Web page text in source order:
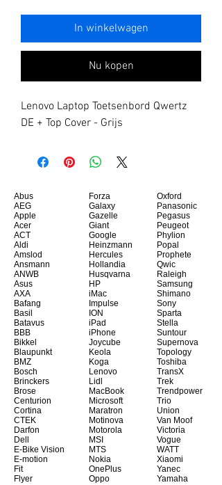
In winkelwagen
Nu kopen
Lenovo Laptop Toetsenbord Qwertz
DE + Top Cover - Grijs
Abus
AEG
Apple
Acer
ACT
Aldi
Amslod
Ansmann
ANWB
Asus
AXA
Bafang
Basil
Batavus
BBB
Bikkel
Blaupunkt
BMZ
Bosch
Brinckers
Brose
Centurion
Cortina
CTEK
Darfon
Dell
E-Bike Vision
E-motion
Fit
Flyer
Forza
Galaxy
Gazelle
Giant
Google
Heinzmann
Hercules
Hollandia
Husqvarna
HP
iMac
Impulse
ION
iPad
iPhone
Joycube
Keola
Koga
Lenovo
Lidl
MacBook
Microsoft
Maratron
Motinova
Motorola
MSI
MTS
Nokia
OnePlus
Oppo
Oxford
Panasonic
Pegasus
Peugeot
Phylion
Popal
Prophete
Qwic
Raleigh
Samsung
Shimano
Sony
Sparta
Stella
Suntour
Supernova
Topology
Toshiba
TransX
Trek
Trendpower
Trio
Union
Van Moof
Victoria
Vogue
WATT
Xiaomi
Yanec
Yamaha